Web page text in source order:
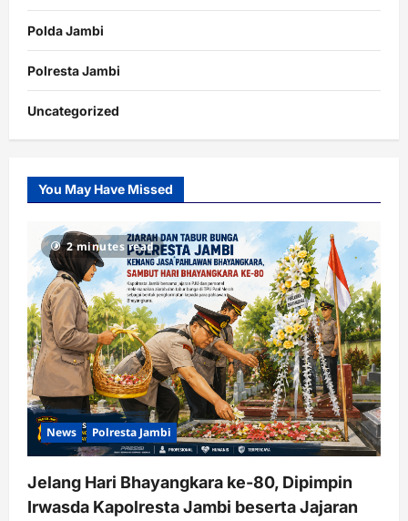
Polda Jambi
Polresta Jambi
Uncategorized
You May Have Missed
2 minutes read
News Polresta Jambi
Jelang Hari Bhayangkara ke-80, Dipimpin
Irwasda Kapolresta Jambi beserta Jajaran